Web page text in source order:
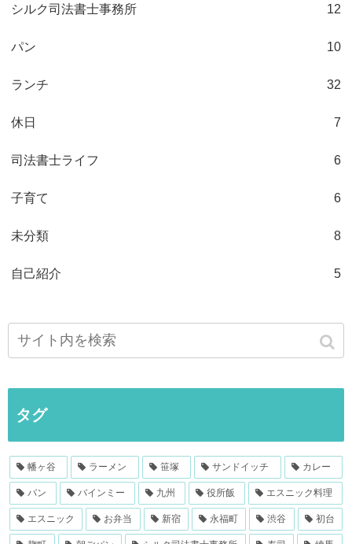
シルク司法書士事務所 12
パン 10
ランチ 32
休日 7
司法書士ライフ 6
子育て 6
未分類 8
自己紹介 5
タグ
幡ヶ谷 ラーメン 笹塚 サンドイッチ カレー
パン バインミー 九州 役所飯 エスニック料理
エスニック お弁当 新宿 永福町 渋谷 初台